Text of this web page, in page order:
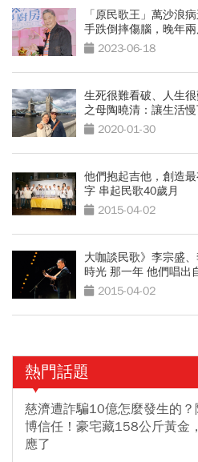
「原民歌王」萬沙浪
手跌倒摔傷腦，晚年
2023-06-18
生死很難看破、人生
之母陶曉清：讓生活
2020-01-30
他們抱起吉他，創造
字 串起民歌40歲月
2015-04-02
大咖談民歌》李宗盛
時光 那一年 他們唱出
2015-04-02
熱門話題
慈濟遭詐騙10億怎麼發生的
博信任！豪宅藏158公斤黃金
應了